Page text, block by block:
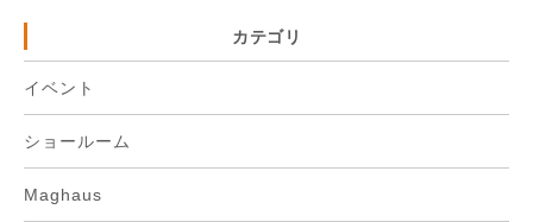
カテゴリ
イベント
ショールーム
Maghaus